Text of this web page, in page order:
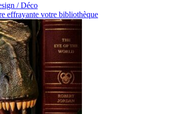
/ Déco
effrayante votre bibliothèque